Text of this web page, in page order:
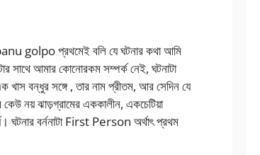
golpo প্রথমেই বলি যে ঘটনার কথা আমি
সাথে আমার কোনোরকম সম্পর্ক নেই, ঘটনাটা
খাস বন্ধুর সঙ্গে , তার নাম প্রীতম, আর সেদিন যে
নয় ঝাড়গ্রামের এককালীন, একচেটিয়া
ঘটনার বর্ননাটা First Person অর্থাৎ প্রথম